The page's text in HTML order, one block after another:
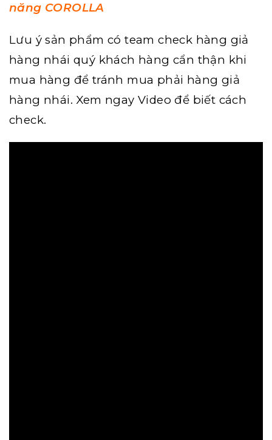
năng COROLLA
Lưu ý sản phẩm có team check hàng giả
hàng nhái quý khách hàng cẩn thận khi
mua hàng để tránh mua phải hàng giả
hàng nhái. Xem ngay Video để biết cách
check.